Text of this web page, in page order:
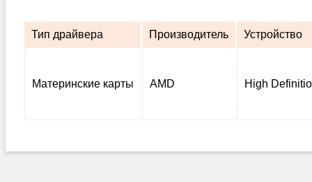
Тип драйвера Производитель Устройство
Материнские карты AMD High